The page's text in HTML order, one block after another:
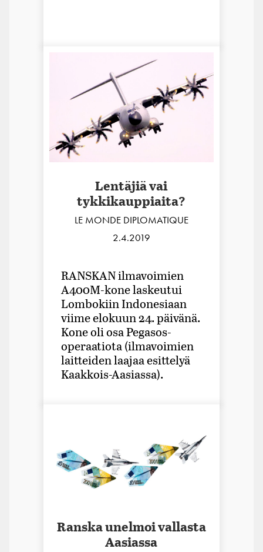
Lentäjiä vai
tykkikauppiaita?
LE MONDE DIPLOMATIQUE
2.4.2019
RANSKAN ilmavoimien
A400M-­kone laskeutui
Lombokiin Indonesiaan
viime elokuun 24. päivänä.
Kone oli osa Pegasos-
operaatiota (ilmavoimien
laitteiden laajaa esittelyä
Kaakkois-Aasiassa).
Ranska unelmoi vallasta
Aasiassa